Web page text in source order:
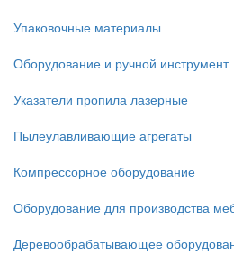
Упаковочные материалы
Оборудование и ручной инструмент
Указатели пропила лазерные
Пылеулавливающие агрегаты
Компрессорное оборудование
Оборудование для производства
Деревообрабатывающее